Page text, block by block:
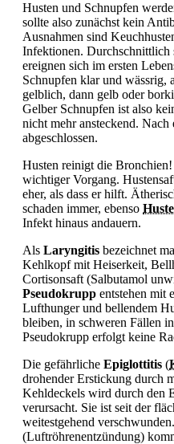
Husten und Schnupfen
sollte also zunächst kein
Ausnahmen sind
Infektionen. Durchschnittlich
ereignen sich im ersten
Schnupfen klar und wässrig,
gelblich, dann gelb oder
Gelber Schnupfen ist also
nicht mehr ansteckend.
abgeschlossen.
Husten reinigt die
wichtiger Vorgang.
eher, als dass er hilft.
schaden immer, ebenso
Infekt hinaus andauern.
Als Laryngitis bezeichnet
Kehlkopf mit Heiserkeit,
Cortisonsaft (Salbutamol
Pseudokrupp entstehen mit
Lufthunger und bellendem
bleiben, in schweren Fällen
Pseudokrupp erfolgt keine
Die gefährliche Epiglottitis (
drohender Erstickung durch
Kehldeckels wird durch den
verursacht. Sie ist seit der
weitestgehend
(Luftröhrenentzündung)